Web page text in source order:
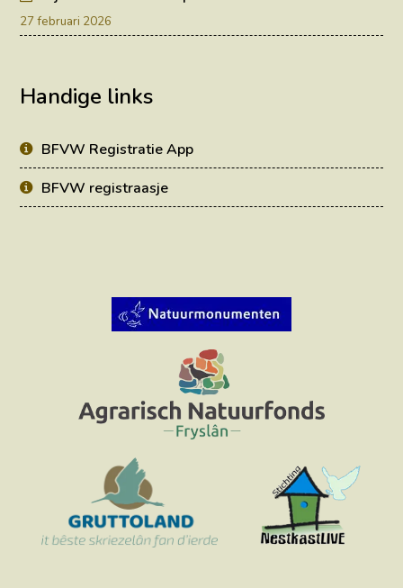
27 februari 2026
Handige links
BFVW Registratie App
BFVW registraasje